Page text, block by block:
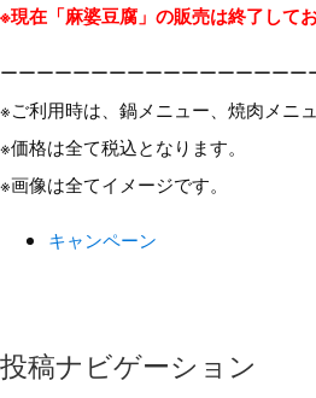
※現在「麻婆豆腐」の販売は終了してお
ーーーーーーーーーーーーーーーーー
※ご利用時は、鍋メニュー、焼肉メニ
※価格は全て税込となります。
※画像は全てイメージです。
キャンペーン
投稿ナビゲーション